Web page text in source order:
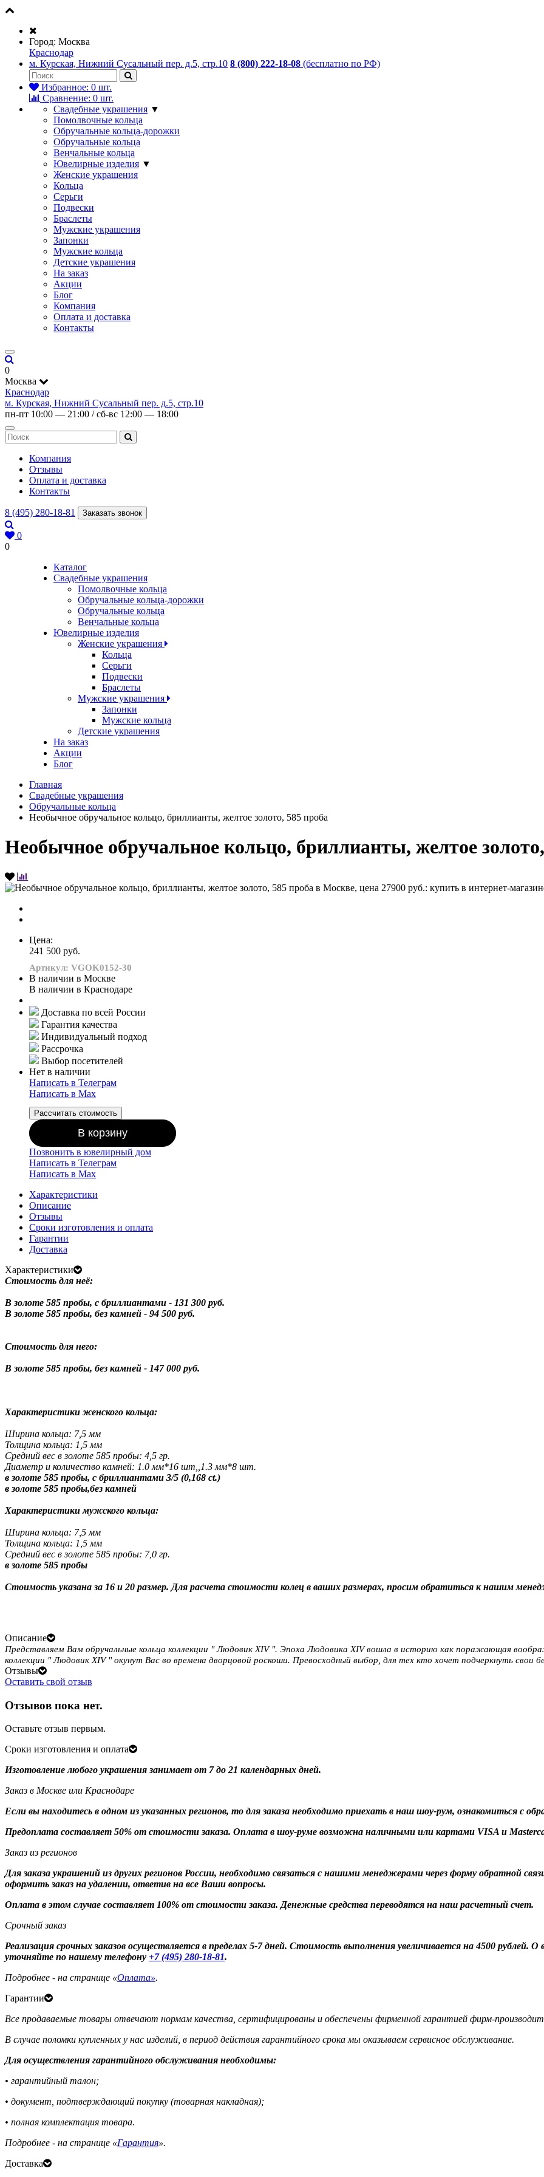
Город: Москва
Краснодар
м. Курская, Нижний Сусальный пер. д.5, стр.10 8 (800) 222-18-08 (бесплатно по РФ)
Избранное: 0 шт.
Сравнение: 0 шт.
Свадебные украшения ▼
Помолвочные кольца
Обручальные кольца-дорожки
Обручальные кольца
Венчальные кольца
Ювелирные изделия ▼
Женские украшения
Кольца
Серьги
Подвески
Браслеты
Мужские украшения
Запонки
Мужские кольца
Детские украшения
На заказ
Акции
Блог
Компания
Оплата и доставка
Контакты
0
Москва
Краснодар
м. Курская, Нижний Сусальный пер. д.5, стр.10
пн-пт 10:00 — 21:00 / сб-вс 12:00 — 18:00
Компания
Отзывы
Оплата и доставка
Контакты
8 (495) 280-18-81 Заказать звонок
0
0
Каталог
Свадебные украшения
Помолвочные кольца
Обручальные кольца-дорожки
Обручальные кольца
Венчальные кольца
Ювелирные изделия
Женские украшения
Кольца
Серьги
Подвески
Браслеты
Мужские украшения
Запонки
Мужские кольца
Детские украшения
На заказ
Акции
Блог
Главная
Свадебные украшения
Обручальные кольца
Необычное обручальное кольцо, бриллианты, желтое золото, 585 проба
Необычное обручальное кольцо, бриллианты, желтое
Цена:
241 500 руб.
Артикул: VGOK0152-30
В наличии в Москве
В наличии в Краснодаре
Доставка по всей России
Гарантия качества
Индивидуальный подход
Рассрочка
Выбор посетителей
Нет в наличии
Написать в Телеграм
Написать в Мах
Рассчитать стоимость
В корзину
Позвонить в ювелирный дом
Написать в Телеграм
Написать в Мах
Характеристики
Описание
Отзывы
Сроки изготовления и оплата
Гарантии
Доставка
Характеристики
Стоимость для неё:
В золоте 585 пробы, с бриллиантами - 131 300 руб.
В золоте 585 пробы, без камней - 94 500 руб.
Стоимость для него:
В золоте 585 пробы, без камней - 147 000 руб.
Характеристики женского кольца:
Ширина кольца: 7,5 мм
Толщина кольца: 1,5 мм
Средний вес в золоте 585 пробы: 4,5 гр.
Диаметр и количество камней: 1.0 мм*16 шт,,
1.3 мм*8 шт.
в золоте 585 пробы, с бриллиантами 3/5 (0,168 ct.)
в золоте 585 пробы,без камней
Характеристики мужского кольца:
Ширина кольца: 7,5 мм
Толщина кольца: 1,5 мм
Средний вес в золоте 585 пробы: 7,0 гр.
в золоте 585 пробы
Стоимость указана за 16 и 20 размер. Для расчета стоимости колец в ваших размерах, просим обратиться к нашим
Описание
Представляем Вам обручальные кольца коллекции " Людовик XIV ". Эпоха Людовика XIV вошла в историю как поражающая
коллекции " Людовик XIV " окунут Вас во времена дворцовой роскоши. Превосходный выбор, для тех кто хочет подчеркнуть свои
Отзывы
Оставить свой отзыв
Отзывов пока нет.
Оставьте отзыв первым.
Сроки изготовления и оплата
Изготовление любого украшения занимает от 7 до 21 календарных дней.
Заказ в Москве или Краснодаре
Если вы находитесь в одном из указанных регионов, то для заказа необходимо приехать в наш шоу-рум, ознакомиться с
Предоплата составляет 50% от стоимости заказа. Оплата в шоу-руме возможна наличными или картами VISA и
Заказ из регионов
Для заказа украшений из других регионов России, необходимо связаться с нашими менеджерами через форму обратной
оформить заказ на удалении, ответив на все Ваши вопросы.
Оплата в этом случае составляет 100% от стоимости заказа. Денежные средства переводятся на наш расчетный счет.
Срочный заказ
Реализация срочных заказов осуществляется в пределах 5-7 дней. Стоимость выполнения увеличивается на 4500 рублей.
уточняйте по нашему телефону +7 (495) 280-18-81.
Подробнее - на странице «Оплата».
Гарантии
Все продаваемые товары отвечают нормам качества, сертифицированы и обеспечены фирменной гарантией фирм-
В случае поломки купленных у нас изделий, в период действия гарантийного срока мы оказываем сервисное обслуживание.
Для осуществления гарантийного обслуживания необходимы:
• гарантийный талон;
• документ, подтверждающий покупку (товарная накладная);
• полная комплектация товара.
Подробнее - на странице «Гарантия».
Доставка